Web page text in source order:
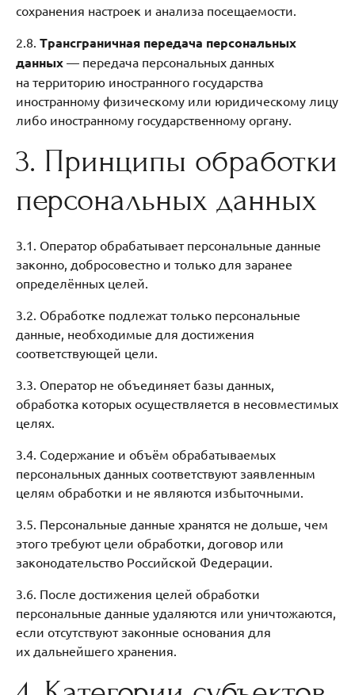
сохранения настроек и анализа посещаемости.
2.8. Трансграничная передача персональных
данных — передача персональных данных
на территорию иностранного государства
иностранному физическому или юридическому лицу
либо иностранному государственному органу.
3. Принципы обработки
персональных данных
3.1. Оператор обрабатывает персональные данные
законно, добросовестно и только для заранее
определённых целей.
3.2. Обработке подлежат только персональные
данные, необходимые для достижения
соответствующей цели.
3.3. Оператор не объединяет базы данных,
обработка которых осуществляется в несовместимых
целях.
3.4. Содержание и объём обрабатываемых
персональных данных соответствуют заявленным
целям обработки и не являются избыточными.
3.5. Персональные данные хранятся не дольше, чем
этого требуют цели обработки, договор или
законодательство Российской Федерации.
3.6. После достижения целей обработки
персональные данные удаляются или уничтожаются,
если отсутствуют законные основания для
их дальнейшего хранения.